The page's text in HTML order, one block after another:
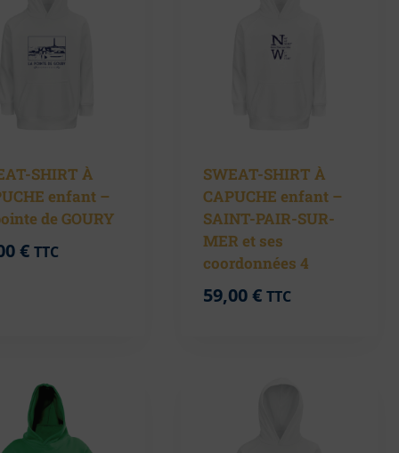
SHIRT À
enfant –
de GOURY
€ TTC
SWEAT-SHIRT À
CAPUCHE enfant –
SAINT-PAIR-SUR-
MER et ses
coordonnées 4
59,00€ TTC